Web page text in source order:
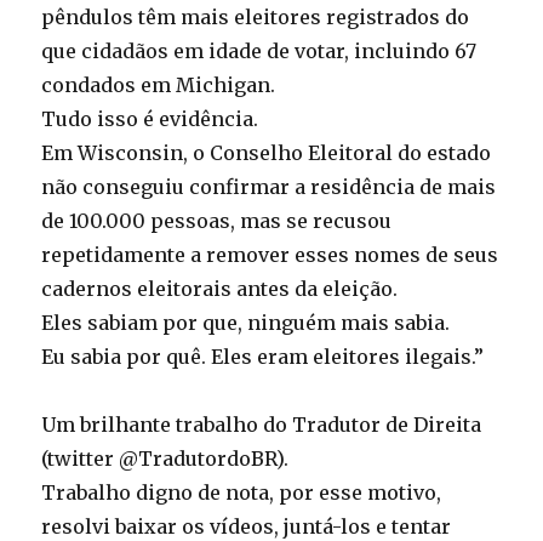
pêndulos têm mais eleitores registrados do
que cidadãos em idade de votar, incluindo 67
condados em Michigan.
Tudo isso é evidência.
Em Wisconsin, o Conselho Eleitoral do estado
não conseguiu confirmar a residência de mais
de 100.000 pessoas, mas se recusou
repetidamente a remover esses nomes de seus
cadernos eleitorais antes da eleição.
Eles sabiam por que, ninguém mais sabia.
Eu sabia por quê. Eles eram eleitores ilegais.”
Um brilhante trabalho do Tradutor de Direita
(twitter @TradutordoBR).
Trabalho digno de nota, por esse motivo,
resolvi baixar os vídeos, juntá-los e tentar